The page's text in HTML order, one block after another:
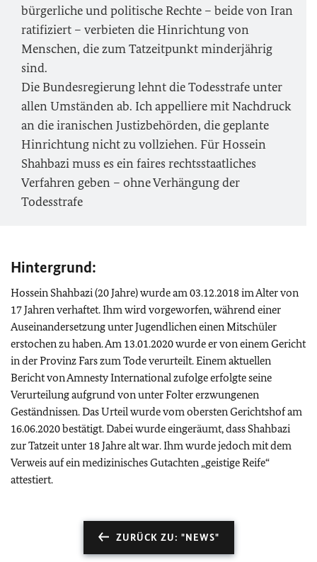
bürgerliche und politische Rechte – beide von Iran
ratifiziert – verbieten die Hinrichtung von
Menschen, die zum Tatzeitpunkt minderjährig
sind.
Die Bundesregierung lehnt die Todesstrafe unter
allen Umständen ab. Ich appelliere mit Nachdruck
an die iranischen Justizbehörden, die geplante
Hinrichtung nicht zu vollziehen. Für Hossein
Shahbazi muss es ein faires rechtsstaatliches
Verfahren geben – ohne Verhängung der
Todesstrafe
Hintergrund:
Hossein Shahbazi (20 Jahre) wurde am 03.12.2018 im Alter von
17 Jahren verhaftet. Ihm wird vorgeworfen, während einer
Auseinandersetzung unter Jugendlichen einen Mitschüler
erstochen zu haben. Am 13.01.2020 wurde er von einem Gericht
in der Provinz Fars zum Tode verurteilt. Einem aktuellen
Bericht von Amnesty International zufolge erfolgte seine
Verurteilung aufgrund von unter Folter erzwungenen
Geständnissen. Das Urteil wurde vom obersten Gerichtshof am
16.06.2020 bestätigt. Dabei wurde eingeräumt, dass Shahbazi
zur Tatzeit unter 18 Jahre alt war. Ihm wurde jedoch mit dem
Verweis auf ein medizinisches Gutachten „geistige Reife“
attestiert.
ZURÜCK ZU: "NEWS"